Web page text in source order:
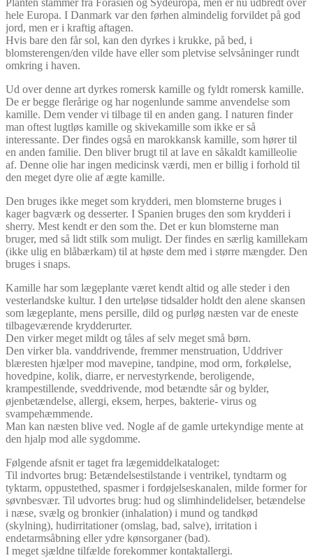
Planten stammer fra Forasien og Sydeuropa, men er nu udbredt over
hele Europa. I Danmark var den førhen almindelig forvildet på god
jord, men er i kraftig aftagen.
Hvis bare den får sol, kan den dyrkes i krukke, på bed, i
blomsterengen/den vilde have eller som pletvise selvsåninger rundt
omkring i haven.
Ud over denne art dyrkes romersk kamille og fyldt romersk kamille.
De er begge flerårige og har nogenlunde samme anvendelse som
kamille. Dem vender vi tilbage til en anden gang. I naturen finder
man oftest lugtløs kamille og skivekamille som ikke er så
interessante. Der findes også en marokkansk kamille, som hører til
en anden familie. Den bliver brugt til at lave en såkaldt kamilleolie
af. Denne olie har ingen medicinsk værdi, men er billig i forhold til
den meget dyre olie af ægte kamille.
Den bruges ikke meget som krydderi, men blomsterne bruges i
kager bagværk og desserter. I Spanien bruges den som krydderi i
sherry. Mest kendt er den som the. Det er kun blomsterne man
bruger, med så lidt stilk som muligt. Der findes en særlig kamillekam
(ikke ulig en blåbærkam) til at høste dem med i større mængder. Den
bruges i snaps.
Kamille har som lægeplante været kendt altid og alle steder i den
vesterlandske kultur. I den urteløse tidsalder holdt den alene skansen
som lægeplante, mens persille, dild og purløg næsten var de eneste
tilbageværende krydderurter.
Den virker meget mildt og tåles af selv meget små børn.
Den virker bla. vanddrivende, fremmer menstruation, Uddriver
blæresten hjælper mod mavepine, tandpine, mod orm, forkølelse,
hovedpine, kolik, diarre, er nervestyrkende, beroligende,
krampestillende, sveddrivende, mod betændte sår og bylder,
øjenbetændelse, allergi, eksem, herpes, bakterie- virus og
svampehæmmende.
Man kan næsten blive ved. Nogle af de gamle urtekyndige mente at
den hjalp mod alle sygdomme.
Følgende afsnit er taget fra lægemiddelkataloget:
Til indvortes brug: Betændelsestilstande i ventrikel, tyndtarm og
tyktarm, oppustethed, spasmer i fordøjelseskanalen, milde former for
søvnbesvær. Til udvortes brug: hud og slimhindelidelser, betændelse
i næse, svælg og bronkier (inhalation) i mund og tandkød
(skylning), hudirritationer (omslag, bad, salve), irritation i
endetarmsåbning eller ydre kønsorganer (bad).
I meget sjældne tilfælde forekommer kontaktallergi.